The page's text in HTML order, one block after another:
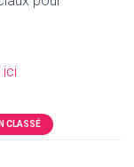
ici
CLASSÉ